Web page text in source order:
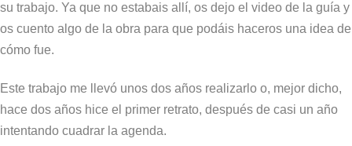
su trabajo. Ya que no estabais allí, os dejo el video de la guía y
os cuento algo de la obra para que podáis haceros una idea de
cómo fue.
Este trabajo me llevó unos dos años realizarlo o, mejor dicho,
hace dos años hice el primer retrato, después de casi un año
intentando cuadrar la agenda.